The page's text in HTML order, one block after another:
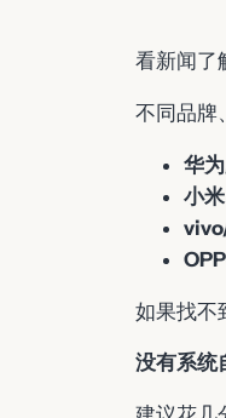
看新闻了
不同品牌
华
小米
如果找不
没有系统